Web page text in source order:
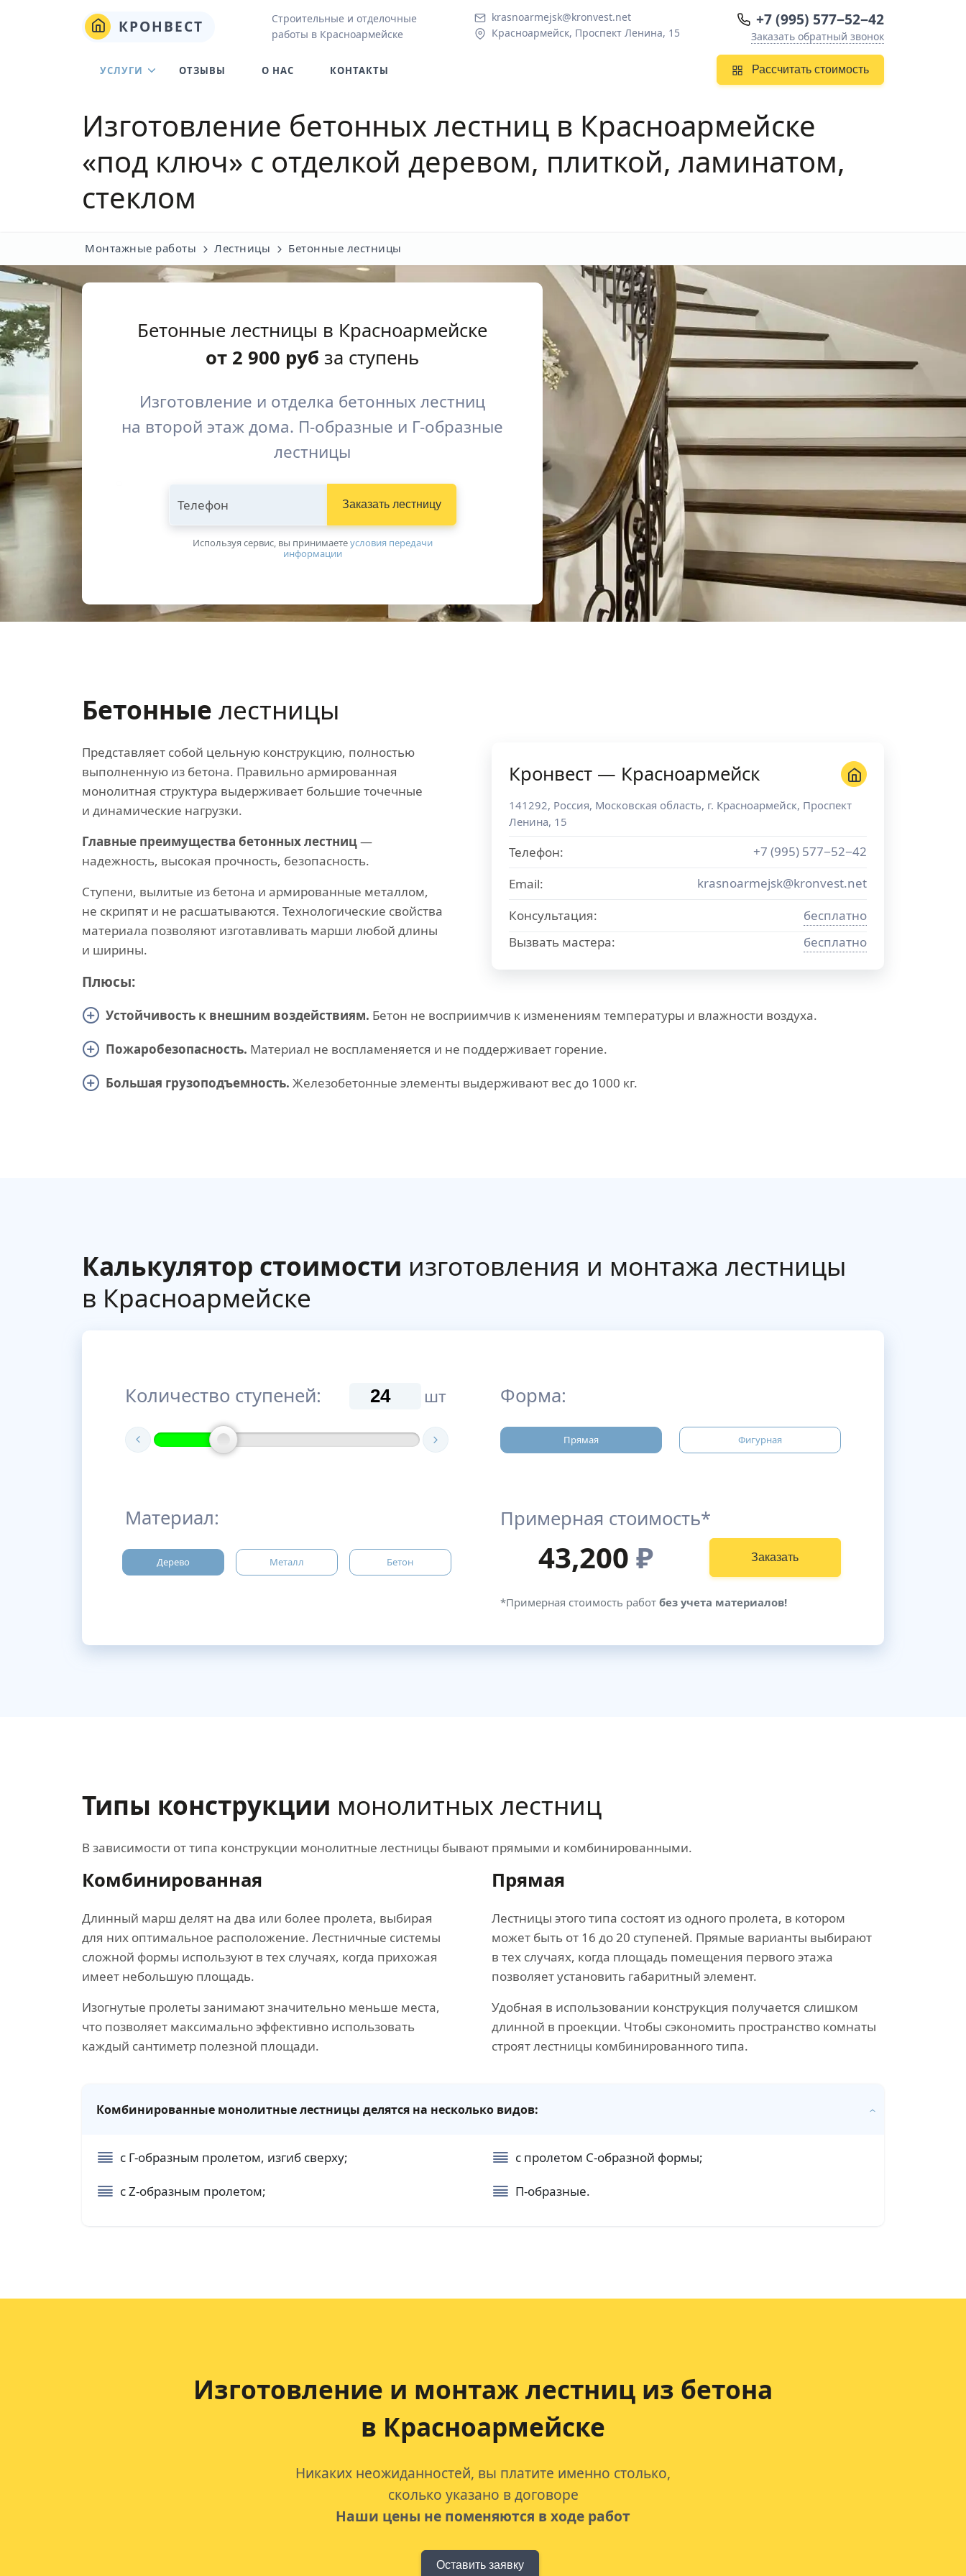
КРОНВЕСТ
Строительные и отделочные
работы в Красноармейске
krasnoarmejsk@kronvest.net
Красноармейск, Проспект Ленина, 15
+7 (995) 577−52−42
Заказать обратный звонок
Рассчитать стоимость
УСЛУГИ ОТЗЫВЫ О НАС КОНТАКТЫ
Изготовление бетонных лестниц в Красноармейске
«под ключ» с отделкой деревом, плиткой, ламинатом,
стеклом
Монтажные работы Лестницы Бетонные лестницы
Бетонные лестницы в Красноармейске
от 2 900 руб за ступень
Изготовление и отделка бетонных лестниц
на второй этаж дома. П-образные и Г-образные
лестницы
Телефон Заказать лестницу
Используя сервис, вы принимаетeусловия передачи
информации
Бетонные лестницы
Представляет собой цельную конструкцию, полностью
выполненную из бетона. Правильно армированная
монолитная структура выдерживает большие точечные
и динамические нагрузки.
Главные преимущества бетонных лестниц—
надежность, высокая прочность, безопасность.
Ступени, вылитые из бетона и армированные металлом,
не скрипят и не расшатываются. Технологические свойства
материала позволяют изготавливать марши любой длины
и ширины.
Кронвест — Красноармейск
141292, Россия, Московская область, г. Красноармейск, Проспект
Ленина, 15
Телефон:
+7 (995) 577−52−42
Email:
krasnoarmejsk@kronvest.net
Консультация:
бесплатно
Вызвать мастера:
бесплатно
Плюсы:
Устойчивость к внешним воздействиям. Бетон не восприимчив к изменениям температуры и влажности воздуха.
Пожаробезопасность. Материал не воспламеняется и не поддерживает горение.
Большая грузоподъемность. Железобетонные элементы выдерживают вес до 1000 кг.
Калькулятор стоимости изготовления и монтажа лестницы
в Красноармейске
Количество ступеней: шт
Материал:
Дерево Металл Бетон
Форма:
Прямая Фигурная
Примерная стоимость*
43,200 ₽ Заказать
*Примерная стоимость работ без учета материалов!
Типы конструкции монолитных лестниц
В зависимости от типа конструкции монолитные лестницы бывают прямыми и комбинированными.
Комбинированная
Длинный марш делят на два или более пролета, выбирая
для них оптимальное расположение. Лестничные системы
сложной формы используют в тех случаях, когда прихожая
имеет небольшую площадь.
Изогнутые пролеты занимают значительно меньше места,
что позволяет максимально эффективно использовать
каждый сантиметр полезной площади.
Прямая
Лестницы этого типа состоят из одного пролета, в котором
может быть от 16 до 20 ступеней. Прямые варианты выбирают
в тех случаях, когда площадь помещения первого этажа
позволяет установить габаритный элемент.
Удобная в использовании конструкция получается слишком
длинной в проекции. Чтобы сэкономить пространство комнаты
строят лестницы комбинированного типа.
Комбинированные монолитные лестницы делятся на несколько видов:
с Г-образным пролетом, изгиб сверху;
с Z-образным пролетом;
с пролетом С-образной формы;
П-образные.
Изготовление и монтаж лестниц из бетона
в Красноармейске
Никаких неожиданностей, вы платите именно столько,
сколько указано в договоре
Наши цены не поменяются в ходе работ
Оставить заявку